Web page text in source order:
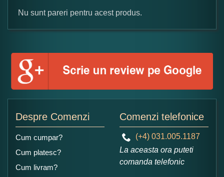
Formular pareri client
Numele dumneavoastra:
Nu sunt pareri pentru acest produs.
Despre Comenzi
Cum cumpar?
Cum platesc?
Cum livram?
Comenzi telefonice
(+4) 031.005.1187
La aceasta ora puteti
comanda telefonic